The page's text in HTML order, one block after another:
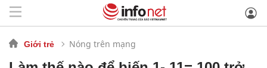
Giới trẻ Nóng trên mạng